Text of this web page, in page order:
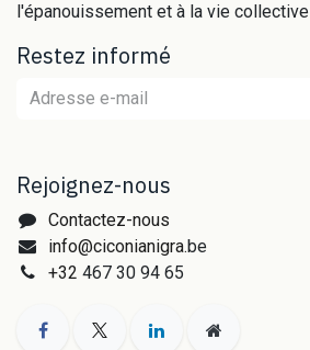
l'épanouissement et à la vie collective
Restez informé
Rejoignez-nous
Contactez-nous
info@ciconianigra.be
+32 467 30 94 65